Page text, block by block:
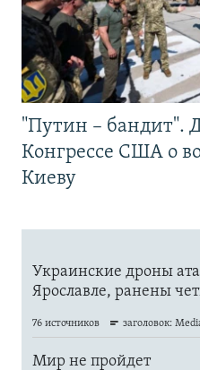
"Путин – бандит".
Конгрессе США о
Киеву